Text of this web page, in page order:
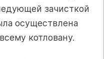
зачисткой
осуществлена
котловану.